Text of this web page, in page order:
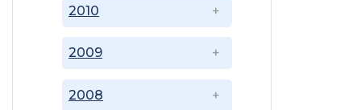
2008
2009
2010